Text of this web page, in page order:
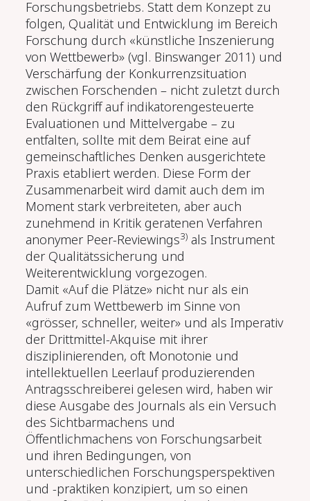
Forschungsbetriebs. Statt dem Konzept zu
folgen, Qualität und Entwicklung im Bereich
Forschung durch «künstliche Inszenierung
von Wettbewerb» (vgl. Binswanger 2011) und
Verschärfung der Konkurrenzsituation
zwischen Forschenden – nicht zuletzt durch
den Rückgriff auf indikatorengesteuerte
Evaluationen und Mittelvergabe – zu
entfalten, sollte mit dem Beirat eine auf
gemeinschaftliches Denken ausgerichtete
Praxis etabliert werden. Diese Form der
Zusammenarbeit wird damit auch dem im
Moment stark verbreiteten, aber auch
zunehmend in Kritik geratenen Verfahren
anonymer Peer-Reviewings3) als Instrument
der Qualitätssicherung und
Weiterentwicklung vorgezogen.
Damit «Auf die Plätze» nicht nur als ein
Aufruf zum Wettbewerb im Sinne von
«grösser, schneller, weiter» und als Imperativ
der Drittmittel-Akquise mit ihrer
disziplinierenden, oft Monotonie und
intellektuellen Leerlauf produzierenden
Antragsschreiberei gelesen wird, haben wir
diese Ausgabe des Journals als ein Versuch
des Sichtbarmachens und
Öffentlichmachens von Forschungsarbeit
und ihren Bedingungen, von
unterschiedlichen Forschungsperspektiven
und -praktiken konzipiert, um so einen